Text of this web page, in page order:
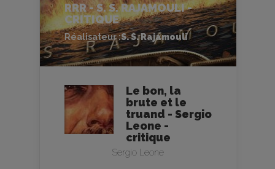
RRR - S. S. RAJAMOULI -
CRITIQUE
Réalisateur :S. S. Rajamouli
Le bon, la
brute et le
truand - Sergio
Leone -
critique
Sergio Leone